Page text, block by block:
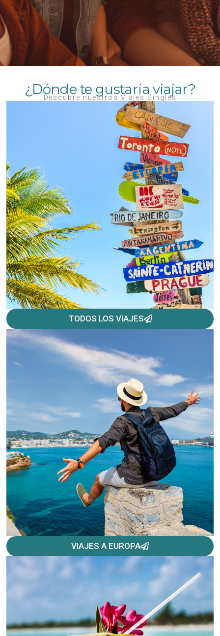
¿Dónde te gustaría viajar?
Descubre nuestros Viajes Singles
TODOS LOS VIAJES
VIAJES A EUROPA